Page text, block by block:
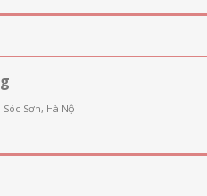
Sơn, Hà Nội